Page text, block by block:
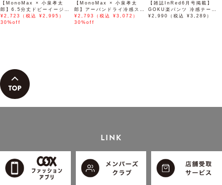
【MonoMax × 小泉孝太
郎】6.5分丈ドビーイージー
ハーフパンツ「小泉孝太郎さ
ん着用モデル」
¥2,723（税込 ¥2,995）
30%off
【MonoMax × 小泉孝太
郎】アーバンドライ冷感スイ
スボタンダウンポロシャツ
「小泉孝太郎さん着用モデ
¥2,793（税込 ¥3,072）
30%off
【雑誌InRed6月号掲載】
GOKU楽パンツ 冷感テーパ
ード【接触冷感】
¥2,990（税込 ¥3,289）
LINK